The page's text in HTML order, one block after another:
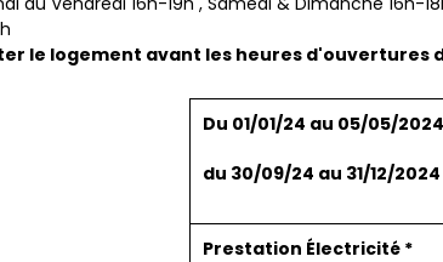
le logement avant les heures d'ouvertures
Du 01/01/24 au 05/05/2024
du 30/09/24 au 31/12/2024
Prestation Électricité *